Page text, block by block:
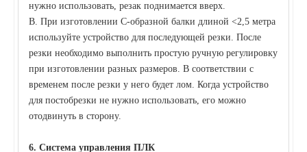
нужно использовать, резак поднимается вверх.
B. При изготовлении С-образной балки длиной <2,5 метра
используйте устройство для последующей резки. После
резки необходимо выполнить простую ручную регулировку
при изготовлении разных размеров. В соответствии с
временем после резки у него будет лом. Когда устройство
для постобрезки не нужно использовать, его можно
отодвинуть в сторону.
6. Система управления ПЛК